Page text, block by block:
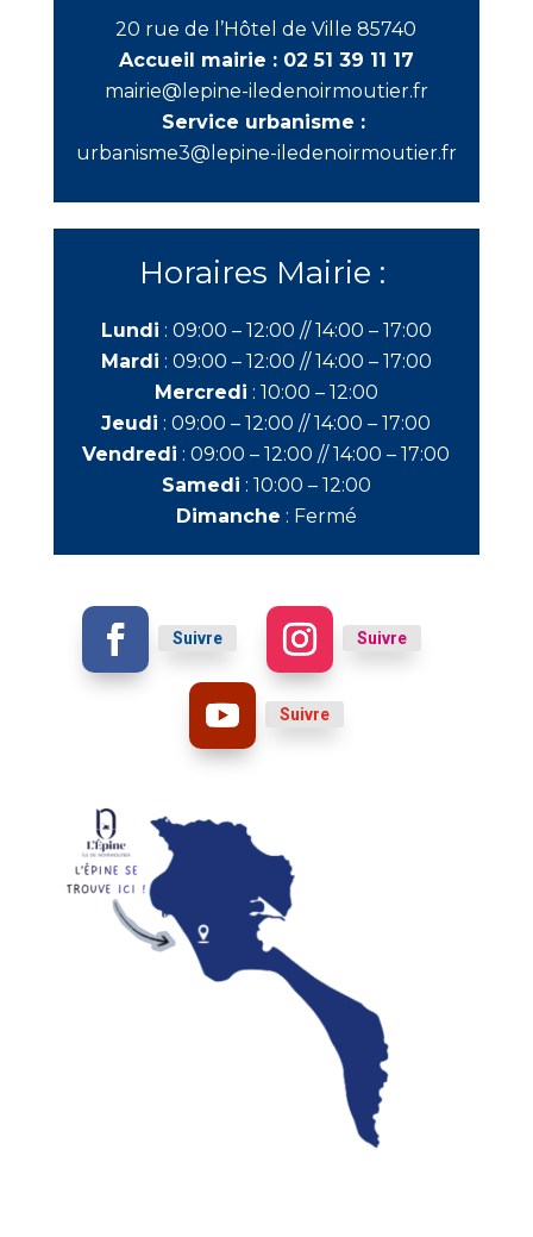
20 rue de l’Hôtel de Ville 85740
Accueil mairie : 02 51 39 11 17
mairie@lepine-iledenoirmoutier.fr
Service urbanisme :
urbanisme3@lepine-iledenoirmoutier.fr
Horaires Mairie :
Lundi : 09:00 – 12:00 //14:00 – 17:00
Mardi : 09:00 – 12:00 //14:00 – 17:00
Mercredi : 10:00 – 12:00
Jeudi :09:00 – 12:00 //14:00 – 17:00
Vendredi :09:00 – 12:00 //14:00 – 17:00
Samedi : 10:00 – 12:00
Dimanche : Fermé
Suivre Suivre
Suivre